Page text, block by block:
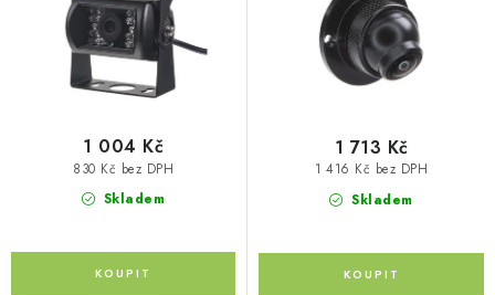
PRO PSY
BOXY NA TAŽNÁ ZAŘÍZENÍ
OSTATNÍ NOSIČE
STŘEŠNÍ KOŠE
AUTOSTANY
Skladem
830 Kč bez DPH
1 004 Kč
Skladem
1 416 Kč bez DPH
1 713 Kč